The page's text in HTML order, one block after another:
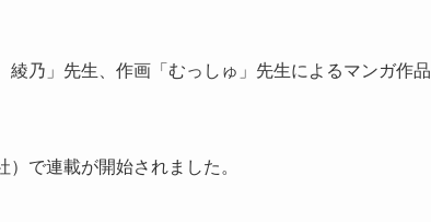
乃」先生、作画「むっしゅ」先生によるマンガ作品
で連載が開始されました。